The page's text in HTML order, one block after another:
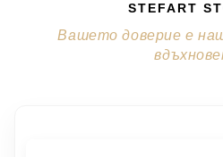
STEFART
Вашето доверие е